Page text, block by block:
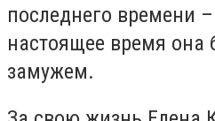
последнего времени
настоящее время она
замужем.